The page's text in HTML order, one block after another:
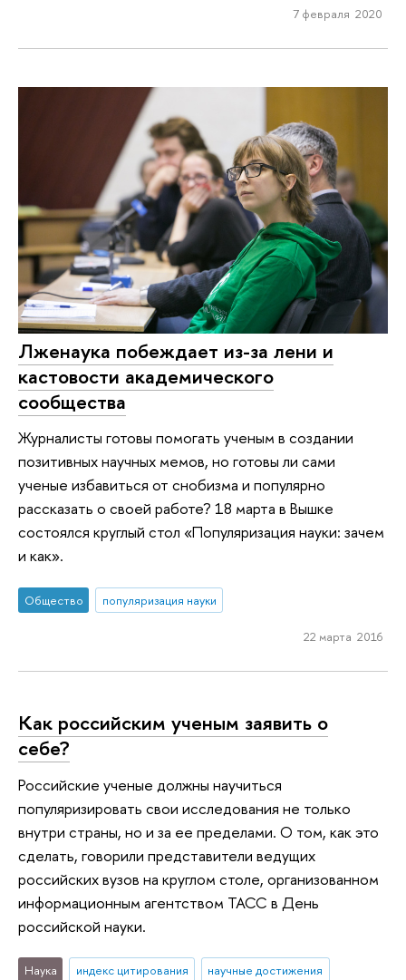
7 февраля 2020
Лженаука побеждает из-за лени и
кастовости академического
сообщества
Журналисты готовы помогать ученым в создании
позитивных научных мемов, но готовы ли сами
ученые избавиться от снобизма и популярно
рассказать о своей работе? 18 марта в Вышке
состоялся круглый стол «Популяризация науки: зачем
и как».
Общество популяризация науки
22 марта 2016
Как российским ученым заявить о
себе?
Российские ученые должны научиться
популяризировать свои исследования не только
внутри страны, но и за ее пределами. О том, как это
сделать, говорили представители ведущих
российских вузов на круглом столе, организованном
информационным агентством ТАСС в День
российской науки.
Наука индекс цитирования
научные достижения